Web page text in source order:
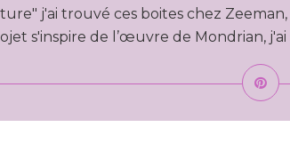
j'ai trouvé ces boites chez
s'inspire de l’œuvre de Mondrian, j'ai